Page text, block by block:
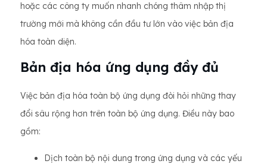
hoặc các công ty muốn nhanh chóng thâm nhập thị
trường mới mà không cần đầu tư lớn vào việc bản địa
hóa toàn diện.
Bản địa hóa ứng dụng đầy đủ
Việc bản địa hóa toàn bộ ứng dụng đòi hỏi những thay
đổi sâu rộng hơn trên toàn bộ ứng dụng. Điều này bao
gồm:
Dịch toàn bộ nội dung trong ứng dụng và các yếu